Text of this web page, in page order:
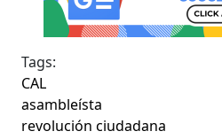
Tags:
CAL
asambleísta
revolución ciudadana